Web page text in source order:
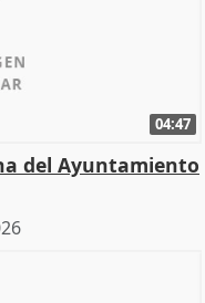
04:47
del Ayuntamiento